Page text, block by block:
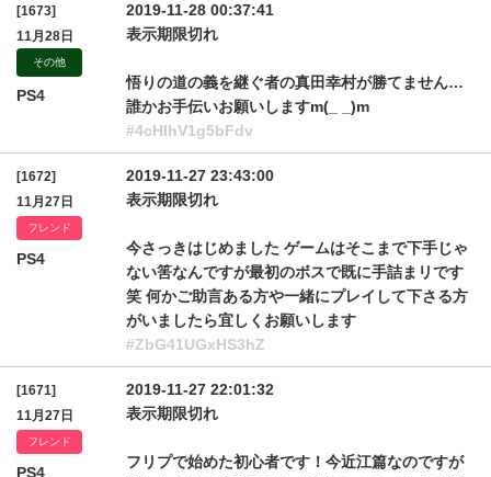
[1673]
11月28日
その他
PS4
2019-11-28 00:37:41
表示期限切れ
悟りの道の義を継ぐ者の真田幸村が勝てません…
誰かお手伝いお願いしますm(_ _)m
#4cHlhV1g5bFdv
[1672]
11月27日
フレンド
PS4
2019-11-27 23:43:00
表示期限切れ
今さっきはじめました ゲームはそこまで下手じゃ
ない筈なんですが最初のボスで既に手詰まリです
笑 何かご助言ある方や一緒にプレイして下さる方
がいましたら宜しくお願いします
#ZbG41UGxHS3hZ
[1671]
11月27日
フレンド
PS4
2019-11-27 22:01:32
表示期限切れ
フリプで始めた初心者です！今近江篇なのですが